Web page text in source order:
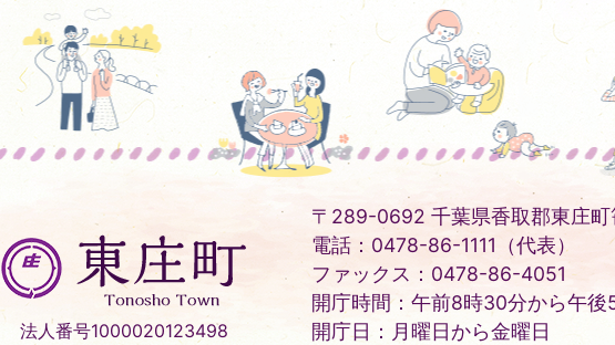
東
庄
町
Tonosho
Town
法人番号1000020123498
〒289-0692 千葉県香取郡東庄町
電話：0478-86-1111（代表）
ファックス：0478-86-4051
開庁時間：午前8時30分から午後
開庁日：月曜日から金曜日